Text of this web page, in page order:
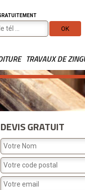
TRAVAUX DE
DEVIS GRATUIT